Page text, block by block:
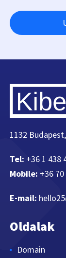
1132
Tel: +36 1 438
Mobile: +36
E-mail:
Oldalak
Domain